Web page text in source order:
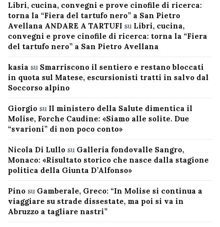
Libri, cucina, convegni e prove cinofile di ricerca:
torna la “Fiera del tartufo nero” a San Pietro
Avellana ANDARE A TARTUFI su Libri, cucina,
convegni e prove cinofile di ricerca: torna la “Fiera
del tartufo nero” a San Pietro Avellana
kasia su Smarriscono il sentiero e restano bloccati
in quota sul Matese, escursionisti tratti in salvo dal
Soccorso alpino
Giorgio su Il ministero della Salute dimentica il
Molise, Forche Caudine: «Siamo alle solite. Due
“svarioni” di non poco conto»
Nicola Di Lullo su Galleria fondovalle Sangro,
Monaco: «Risultato storico che nasce dalla stagione
politica della Giunta D’Alfonso»
Pino su Gamberale, Greco: “In Molise si continua a
viaggiare su strade dissestate, ma poi si va in
Abruzzo a tagliare nastri”